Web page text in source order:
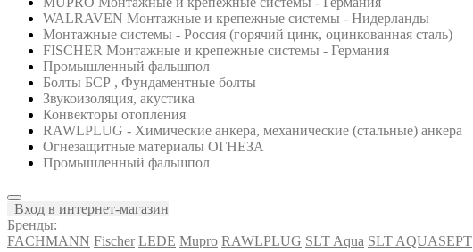
WALRAVEN Монтажные и крепежные системы - Нидерланды
Монтажные системы - Россия (горячий цинк, оцинкованная сталь)
FISCHER Монтажные и крепежные системы - Германия
Промышленный фальшпол
Болты БСР , Фундаментные болты
Звукоизоляция, акустика
Конвекторы отопления
RAWLPLUG - Химические анкера, механические (стальные) анкера
Огнезащитные материалы ОГНЕЗА
Промышленный фальшпол
Вход в интернет-магазин
Бренды:
FACHMANN Fischer LEDE Mupro RAWLPLUG SLT Aqua SLT AQUASEPT